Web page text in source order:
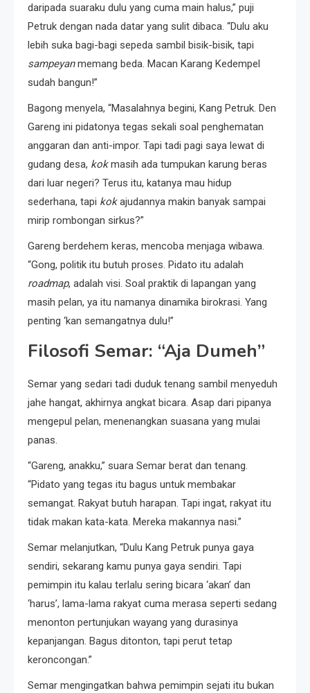
daripada suaraku dulu yang cuma main halus,” puji
Petruk dengan nada datar yang sulit dibaca. “Dulu aku
lebih suka bagi-bagi sepeda sambil bisik-bisik, tapi
sampeyanmemang beda. Macan Karang Kedempel
sudah bangun!”
Bagong menyela, “Masalahnya begini, Kang Petruk. Den
Gareng ini pidatonya tegas sekali soal penghematan
anggaran dan anti-impor. Tapi tadi pagi saya lewat di
gudang desa, kokmasih ada tumpukan karung beras
dari luar negeri? Terus itu, katanya mau hidup
sederhana, tapi kokajudannya makin banyak sampai
mirip rombongan sirkus?”
Gareng berdehem keras, mencoba menjaga wibawa.
“Gong, politik itu butuh proses. Pidato itu adalah
roadmap, adalah visi. Soal praktik di lapangan yang
masih pelan, ya itu namanya dinamika birokrasi. Yang
penting ‘kan semangatnya dulu!”
Filosofi Semar: “Aja Dumeh”
Semar yang sedari tadi duduk tenang sambil menyeduh
jahe hangat, akhirnya angkat bicara. Asap dari pipanya
mengepul pelan, menenangkan suasana yang mulai
panas.
“Gareng, anakku,” suara Semar berat dan tenang.
“Pidato yang tegas itu bagus untuk membakar
semangat. Rakyat butuh harapan. Tapi ingat, rakyat itu
tidak makan kata-kata. Mereka makannya nasi.”
Semar melanjutkan, “Dulu Kang Petruk punya gaya
sendiri, sekarang kamu punya gaya sendiri. Tapi
pemimpin itu kalau terlalu sering bicara ‘akan’ dan
‘harus’, lama-lama rakyat cuma merasa seperti sedang
menonton pertunjukan wayang yang durasinya
kepanjangan. Bagus ditonton, tapi perut tetap
keroncongan.”
Semar mengingatkan bahwa pemimpin sejati itu bukan